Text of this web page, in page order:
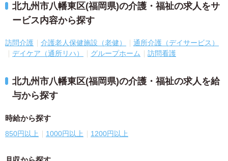
北九州市八幡東区(福岡県)の介護・福祉の求人をサ
ービス内容から探す
訪問介護 介護老人保健施設（老健）
通所介護（デイサービス）
デイケア（通所リハ）
グループホーム 訪問看護
北九州市八幡東区(福岡県)の介護・福祉の求人を給
与から探す
時給から探す
850円以上 1000円以上 1200円以上